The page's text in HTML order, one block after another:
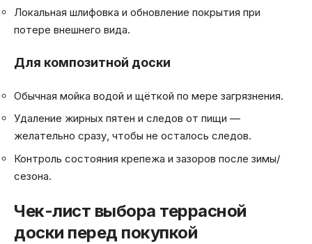
Локальная шлифовка и обновление покрытия при
потере внешнего вида.
Для композитной доски
Обычная мойка водой и щёткой по мере загрязнения.
Удаление жирных пятен и следов от пищи —
желательно сразу, чтобы не осталось следов.
Контроль состояния крепежа и зазоров после зимы/
сезона.
Чек-лист выбора террасной
доски перед покупкой